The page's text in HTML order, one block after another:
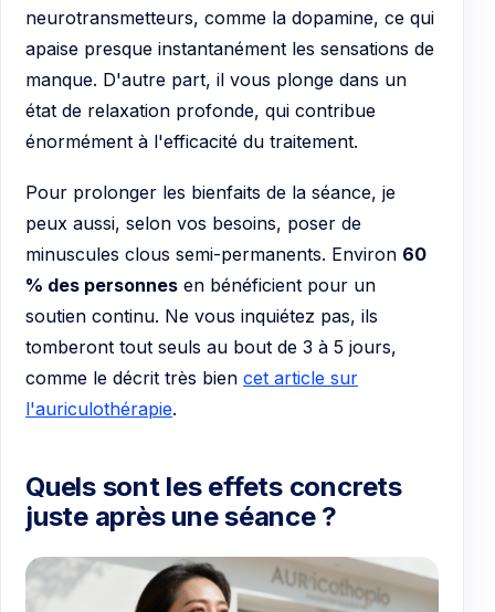
neurotransmetteurs, comme la dopamine, ce qui
apaise presque instantanément les sensations de
manque. D'autre part, il vous plonge dans un
état de relaxation profonde, qui contribue
énormément à l'efficacité du traitement.
Pour prolonger les bienfaits de la séance, je
peux aussi, selon vos besoins, poser de
minuscules clous semi-permanents. Environ 60
% des personnes en bénéficient pour un
soutien continu. Ne vous inquiétez pas, ils
tomberont tout seuls au bout de 3 à 5 jours,
comme le décrit très bien cet article sur
l'auriculothérapie.
Quels sont les effets concrets
juste après une séance ?